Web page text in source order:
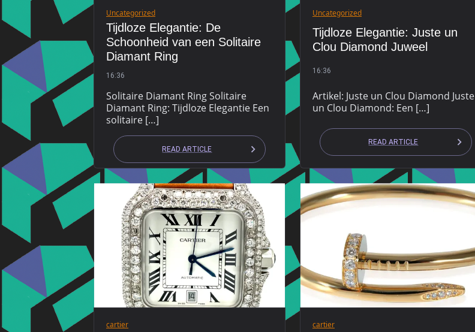
Uncategorized
Tijdloze Elegantie: De
Schoonheid van een Solitaire
Diamant Ring
16:36
Solitaire Diamant Ring Solitaire
Diamant Ring: Tijdloze Elegantie Een
solitaire […]
READ ARTICLE
Uncategorized
Tijdloze Elegantie: Juste un
Clou Diamond Juweel
16:36
Artikel: Juste un Clou Diamond Juste
un Clou Diamond: Een […]
READ ARTICLE
cartier cartier